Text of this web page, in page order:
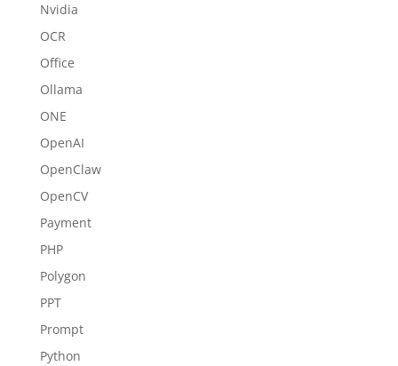
Nvidia
OCR
Office
Ollama
ONE
OpenAI
OpenClaw
OpenCV
Payment
PHP
Polygon
PPT
Prompt
Python